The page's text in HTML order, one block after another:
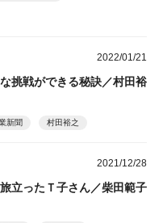
2022/01/21
挑戦ができる秘訣／村田裕
新聞 村田裕之
2021/12/28
立ったＴ子さん／柴田範子